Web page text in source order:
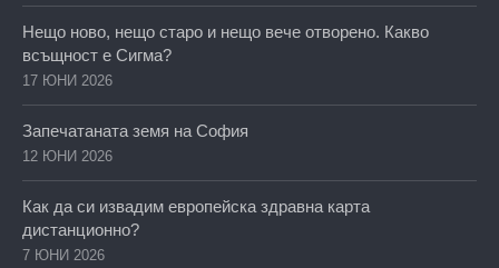
Нещо ново, нещо старо и нещо вече отворено. Какво
всъщност е Сигма?
17 ЮНИ 2026
Запечатаната земя на София
12 ЮНИ 2026
Как да си извадим европейска здравна карта
дистанционно?
7 ЮНИ 2026